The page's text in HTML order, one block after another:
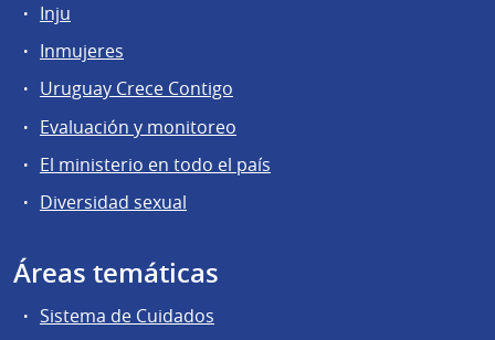
Inju
Inmujeres
Uruguay Crece Contigo
Evaluación y monitoreo
El ministerio en todo el país
Diversidad sexual
Áreas temáticas
Sistema de Cuidados